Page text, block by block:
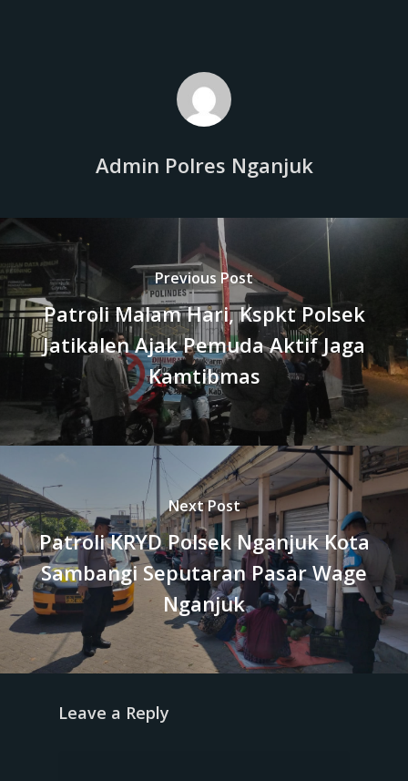
Admin Polres Nganjuk
Previous Post
Patroli Malam Hari, Kspkt Polsek
Jatikalen Ajak Pemuda Aktif Jaga
Kamtibmas
Next Post
Patroli KRYD Polsek Nganjuk Kota
Sambangi Seputaran Pasar Wage
Nganjuk
Leave a Reply